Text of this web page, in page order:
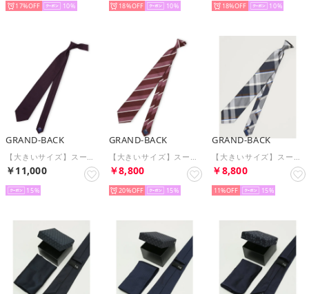
17% 10 18% 10 18% 10
GRAND-BACK
【大きいサイズ】スーティスト/SUITIST×FAIRFAX シルクソリッド レギュラータイ 8.5cm幅 （パープル）
￥11,000
15
GRAND-BACK
【大きいサイズ】スーティスト/SUITIST×FAIRFAX シルクストライプ柄 レギュラータイ 8.5cm幅 （ワイン）
￥8,800
20% 15
GRAND-BACK
【大きいサイズ】スーティスト/SUITIST 日本製 シルクチェック柄 レギュラータイ 8.5cm幅 （紺）
￥8,800
11% 15